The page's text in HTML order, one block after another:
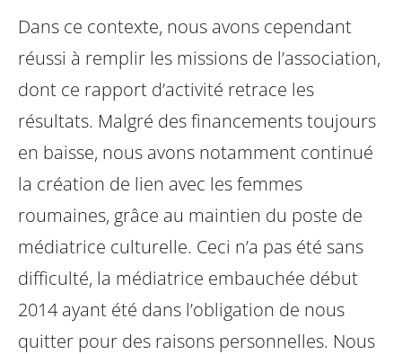
Dans ce contexte, nous avons cependant
réussi à remplir les missions de l’association,
dont ce rapport d’activité retrace les
résultats. Malgré des financements toujours
en baisse, nous avons notamment continué
la création de lien avec les femmes
roumaines, grâce au maintien du poste de
médiatrice culturelle. Ceci n’a pas été sans
difficulté, la médiatrice embauchée début
2014 ayant été dans l’obligation de nous
quitter pour des raisons personnelles. Nous